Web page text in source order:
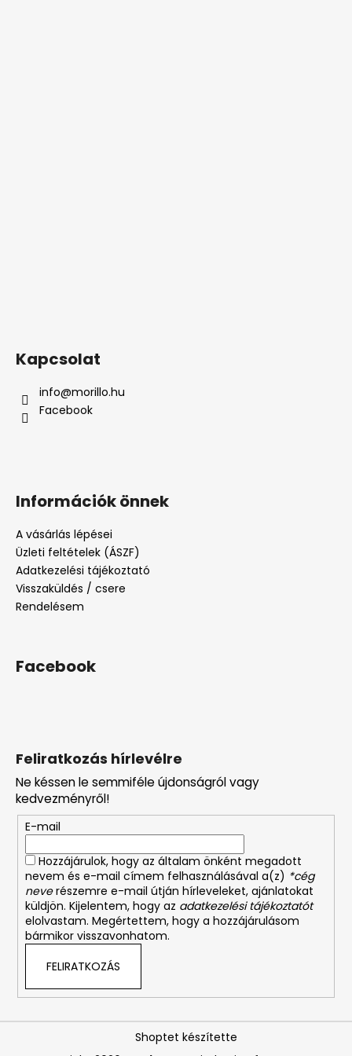
Feliratkozás hírlevélre
Ne késsen le semmiféle újdonságról vagy
kedvezményről!
E-mail
Hozzájárulok, hogy az általam önként megadott
nevem és e-mail címem felhasználásával a(z) *cég
neverészemre e-mail útján hírleveleket, ajánlatokat
küldjön. Kijelentem, hogy az adatkezelési tájékoztatót
elolvastam. Megértettem, hogy a hozzájárulásom
bármikor visszavonhatom.
FELIRATKOZÁS
Kapcsolat
info@morillo.hu
Facebook
Információk önnek
A vásárlás lépései
Üzleti feltételek (ÁSZF)
Adatkezelési tájékoztató
Visszaküldés / csere
Rendelésem
Facebook
Shoptet készítette